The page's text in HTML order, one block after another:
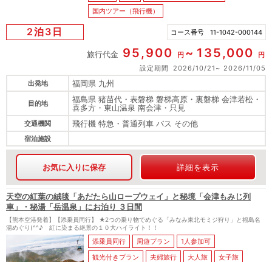
国内ツアー（飛行機）
2泊3日 コース番号 11-1042-000144
旅行代金 95,900 円 135,000
円
設定期間
2026/10/21
2026/11/05
出発地
福岡県 九州
目的地
福島県 猪苗代・表磐梯 磐梯高原・裏磐梯 会津若松・
喜多方・東山温泉 南会津・只見
交通機関 飛行機 特急・普通列車 バス その他
宿泊施設
お気に入りに保存 詳細を表示
天空の紅葉の絨毯「あだたら山ロープウェイ」と秘境「会津もみじ列
車」・秘湯「岳温泉」にお泊り ３日間
【熊本空港発着】【添乗員同行】 ★2つの乗り物でめぐる「みなみ東北モミジ狩り」と福島名
湯めぐり(^^♪ 紅に染まる絶景の１０大ハイライト！！
添乗員同行 周遊プラン
1人参加可
観光付きプラン
夫婦旅行 大人旅
女子旅